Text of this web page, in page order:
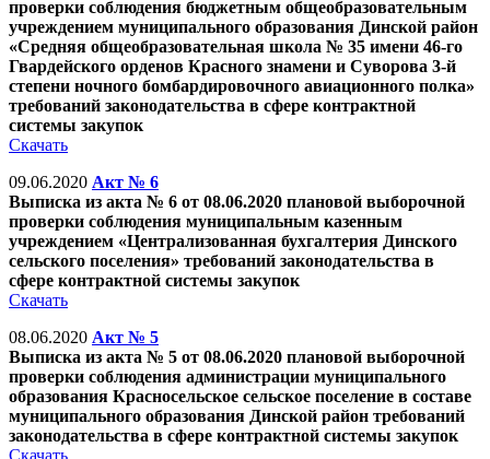
проверки соблюдения бюджетным общеобразовательным
учреждением муниципального образования Динской район
«Средняя общеобразовательная школа № 35 имени 46-го
Гвардейского орденов Красного знамени и Суворова 3-й
степени ночного бомбардировочного авиационного полка»
требований законодательства в сфере контрактной
системы закупок
Скачать
09.06.2020 Акт № 6
Выписка из акта № 6 от 08.06.2020 плановой выборочной
проверки соблюдения муниципальным казенным
учреждением «Централизованная бухгалтерия Динского
сельского поселения» требований законодательства в
сфере контрактной системы закупок
Скачать
08.06.2020 Акт № 5
Выписка из акта № 5 от 08.06.2020 плановой выборочной
проверки соблюдения администрации муниципального
образования Красносельское сельское поселение в составе
муниципального образования Динской район требований
законодательства в сфере контрактной системы закупок
Скачать